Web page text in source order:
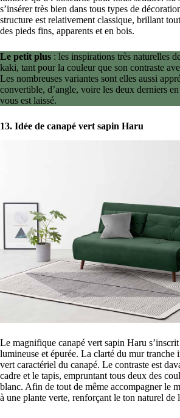
s’insérer très bien dans tous types de
structure est relativement classique, brillant
des pieds fins, apparents et en bois.
Le petit plus : les inspirations très naturelles
kaki, tant pour la couleur que son contraste
Les nombreuses variantes sont elles aussi
convertible, d’angle, voire les deux derniers
vous est laissé.
13. Idée de canapé vert sapin Haru
Le magnifique canapé vert sapin Haru
lumineuse et épurée. La clarté du mur tranche
vert caractériel du canapé. Le contraste est
cadre et le tapis, empruntant tous deux des
blanc. Afin de tout de même accompagner le
à une plante verte, renforçant le ton naturel de